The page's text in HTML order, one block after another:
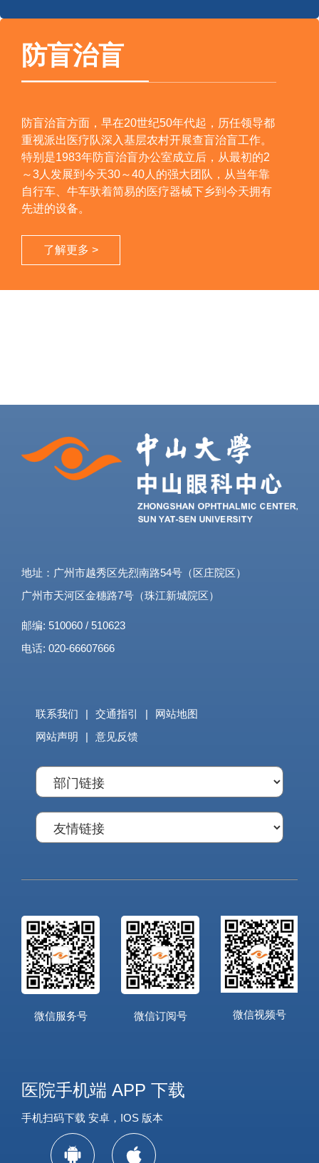
防盲治盲
防盲治盲方面，早在20世纪50年代起，历任领导都
重视派出医疗队深入基层农村开展查盲治盲工作。
特别是1983年防盲治盲办公室成立后，从最初的2
～3人发展到今天30～40人的强大团队，从当年靠
自行车、牛车驮着简易的医疗器械下乡到今天拥有
先进的设备。
了解更多 >
地址：广州市越秀区先烈南路54号（区庄院区）
广州市天河区金穗路7号（珠江新城院区）
邮编: 510060 / 510623
电话: 020-66607666
联系我们 | 交通指引 |
网站地图
网站声明
| 意见反馈
微信服务号 微信订阅号 微信视频号
医院手机端 APP 下载
手机扫码下载 安卓，IOS 版本